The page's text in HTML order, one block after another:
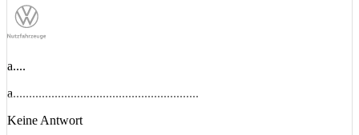
a....
a..........................................................
Keine Antwort